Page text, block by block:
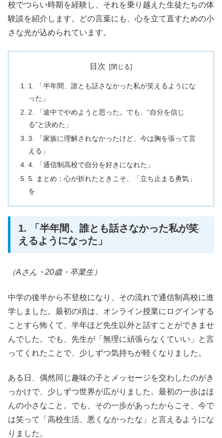
校でつらい時期を経験し、それを乗り越えた生徒たちの体
験談を紹介します。どの言葉にも、心を立て直すための小
さな光が込められています。
目次
1. 「半年間、誰とも話さなかった私が笑えるようにな
った」
2. 「途中でやめようと思った。でも、“自分を信じ
る”と決めた」
3. 「家族に理解されなかったけど、今は胸を張って言
える」
4. 「通信制高校で自分を好きになれた」
5. まとめ：心が折れたときこそ、「立ち止まる勇気」
を
1. 「半年間、誰とも話さなかった私が笑
えるようになった」
（Aさん・20歳・卒業生）
中学の後半から不登校になり、その流れで通信制高校に進
学しました。最初の頃は、オンライン授業にログインする
ことすら怖くて、半年ほど先生以外と話すことができませ
んでした。でも、先生が「無理に頑張らなくていい」と言
ってくれたことで、少しずつ気持ちが軽くなりました。
ある日、偶然同じ趣味の子とメッセージを交わしたのがき
っかけで、少しずつ世界が広がりました。最初の一歩はほ
んの小さなこと。でも、その一歩があったからこそ、今で
は笑って「高校生活、悪くなかったな」と言えるようにな
りました。